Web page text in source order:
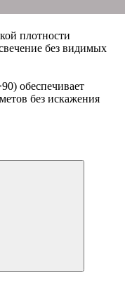
плотности
без видимых
обеспечивает
без искажения